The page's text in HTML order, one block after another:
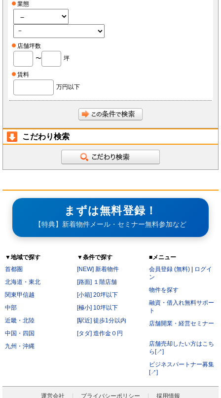
業態
店舗坪数
〜
坪
賃料
万円以下
こだわり検索
まずは無料登録！
【特典】新着物件メール・セミナー無料参加など
▼地域で探す
首都圏
北海道・東北
関東甲信越
中部
近畿・北陸
中国・四国
九州・沖縄
▼条件で探す
[NEW] 新着物件
[路面] １階店舗
[小箱] 20坪以下
[極小] 10坪以下
[駅近] 徒歩1分以内
[タダ] 造作金０円
■メニュー
会員登録 (無料)
ログイ
ン
物件を探す
融資・借入れ無料サポー
ト
店舗開業・経営セミナー
店舗売却したい方はこち
ら[↗]
ビジネスパートナー募集
[↗]
運営会社 プライバシーポリシー 採用情報